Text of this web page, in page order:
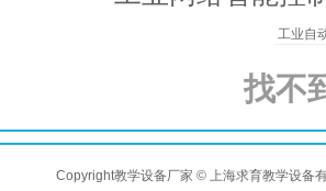
工业自
找不
Copyright教学设备厂家 © 上海求育教学设备